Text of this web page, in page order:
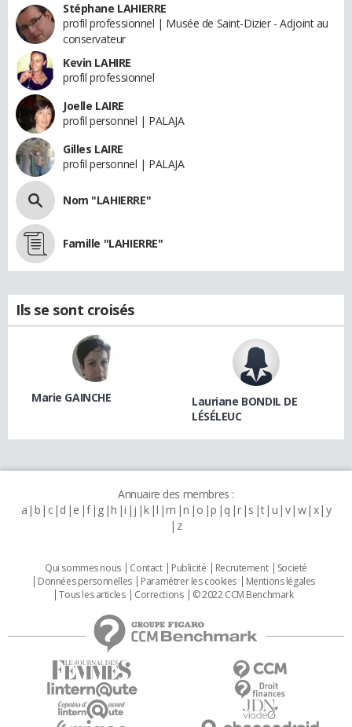
Stéphane LAHIERRE
profil professionnel | Musée de Saint-Dizier - Adjoint au
conservateur
Kevin LAHIRE
profil professionnel
Joelle LAIRE
profil personnel | PALAJA
Gilles LAIRE
profil personnel | PALAJA
Nom "LAHIERRE"
Famille "LAHIERRE"
Ils se sont croisés
Marie GAINCHE
Lauriane BONDIL DE
LÉSÉLEUC
Annuaire des membres :
a b c d e f g h i j k l m n o p q r s t u v w x y
z
Qui sommes nous Contact Publicité Recrutement
Societé
Données personnelles
Paramétrer les cookies
Mentions légales
Tous les articles
Corrections © 2022 CCM Benchmark